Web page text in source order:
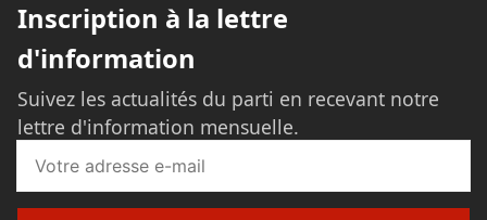
Inscription à la lettre
d'information
Suivez les actualités du parti en recevant notre
lettre d'information mensuelle.